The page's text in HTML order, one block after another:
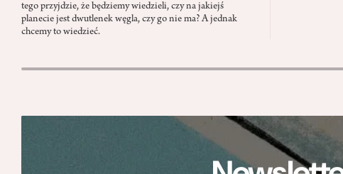
tego przyjdzie, że będziemy wiedzieli, czy na jakiejś
planecie jest dwutlenek węgla, czy go nie ma? A jednak
chcemy to wiedzieć.